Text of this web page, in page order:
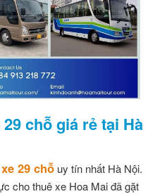
chỗ giá rẻ tại Hà
29 chỗ uy tín nhất Hà Nội.
cho thuê xe Hoa Mai đã gặt